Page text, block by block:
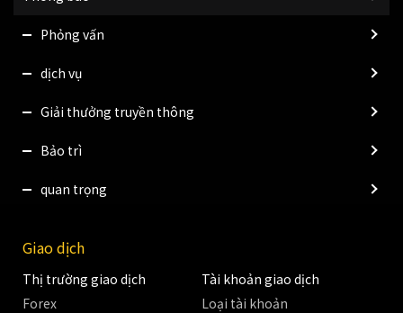
Phỏng vấn
dịch vụ
Giải thưởng truyền thông
Bảo trì
quan trọng
Giao dịch
Thị trường giao dịch
Forex
Tài khoản giao dịch
Loại tài khoản